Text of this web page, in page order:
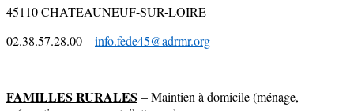
45110 CHATEAUNEUF-SUR-LOIRE
02.38.57.28.00 –info.fede45@adrmr.org
FAMILLES RURALES – Maintien à domicile (ménage,